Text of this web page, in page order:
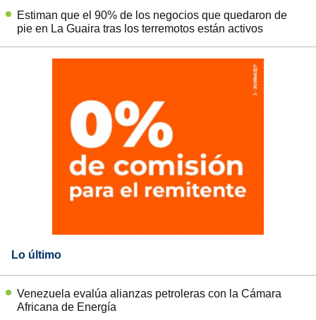
Estiman que el 90% de los negocios que quedaron de
pie en La Guaira tras los terremotos están activos
Lo último
Venezuela evalúa alianzas petroleras con la Cámara
Africana de Energía